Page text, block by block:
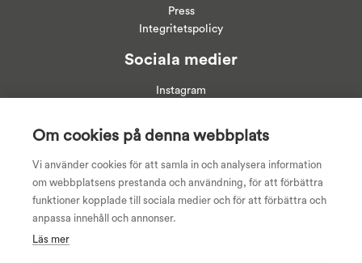
Press
Integritetspolicy
Sociala medier
Instagram
Youtube
Om cookies på denna webbplats
Vi använder cookies för att samla in och analysera information
om webbplatsens prestanda och användning, för att förbättra
funktioner kopplade till sociala medier och för att förbättra och
anpassa innehåll och annonser.
Läs mer